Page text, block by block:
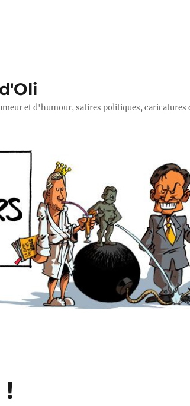
et d'humour, satires politiques, caricatures